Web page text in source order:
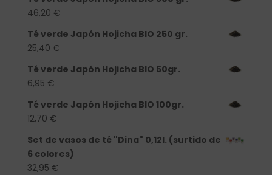
46,20 €
Té verde Japón Hojicha BIO 250 gr.
25,40 €
Té verde Japón Hojicha BIO 50gr.
6,95 €
Té verde Japón Hojicha BIO 100gr.
12,70 €
Set de vasos de té "Dina" 0,12l. (surtido de
6 colores)
32,95 €